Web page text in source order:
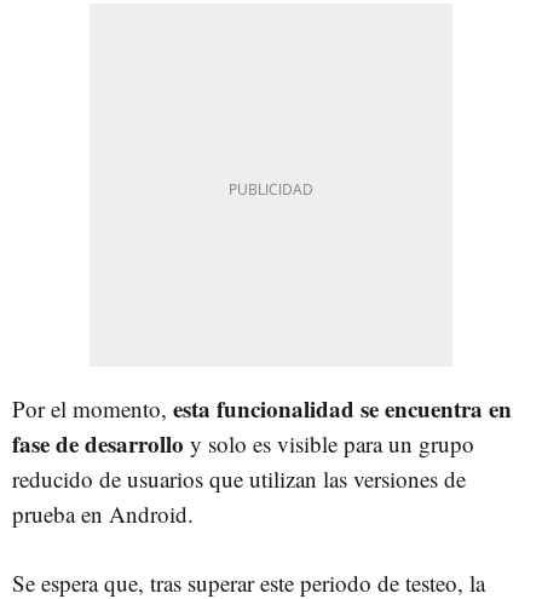
Por el momento, esta funcionalidad se encuentra en
fase de desarrollo y solo es visible para un grupo
reducido de usuarios que utilizan las versiones de
prueba en Android.
Se espera que, tras superar este periodo de testeo, la